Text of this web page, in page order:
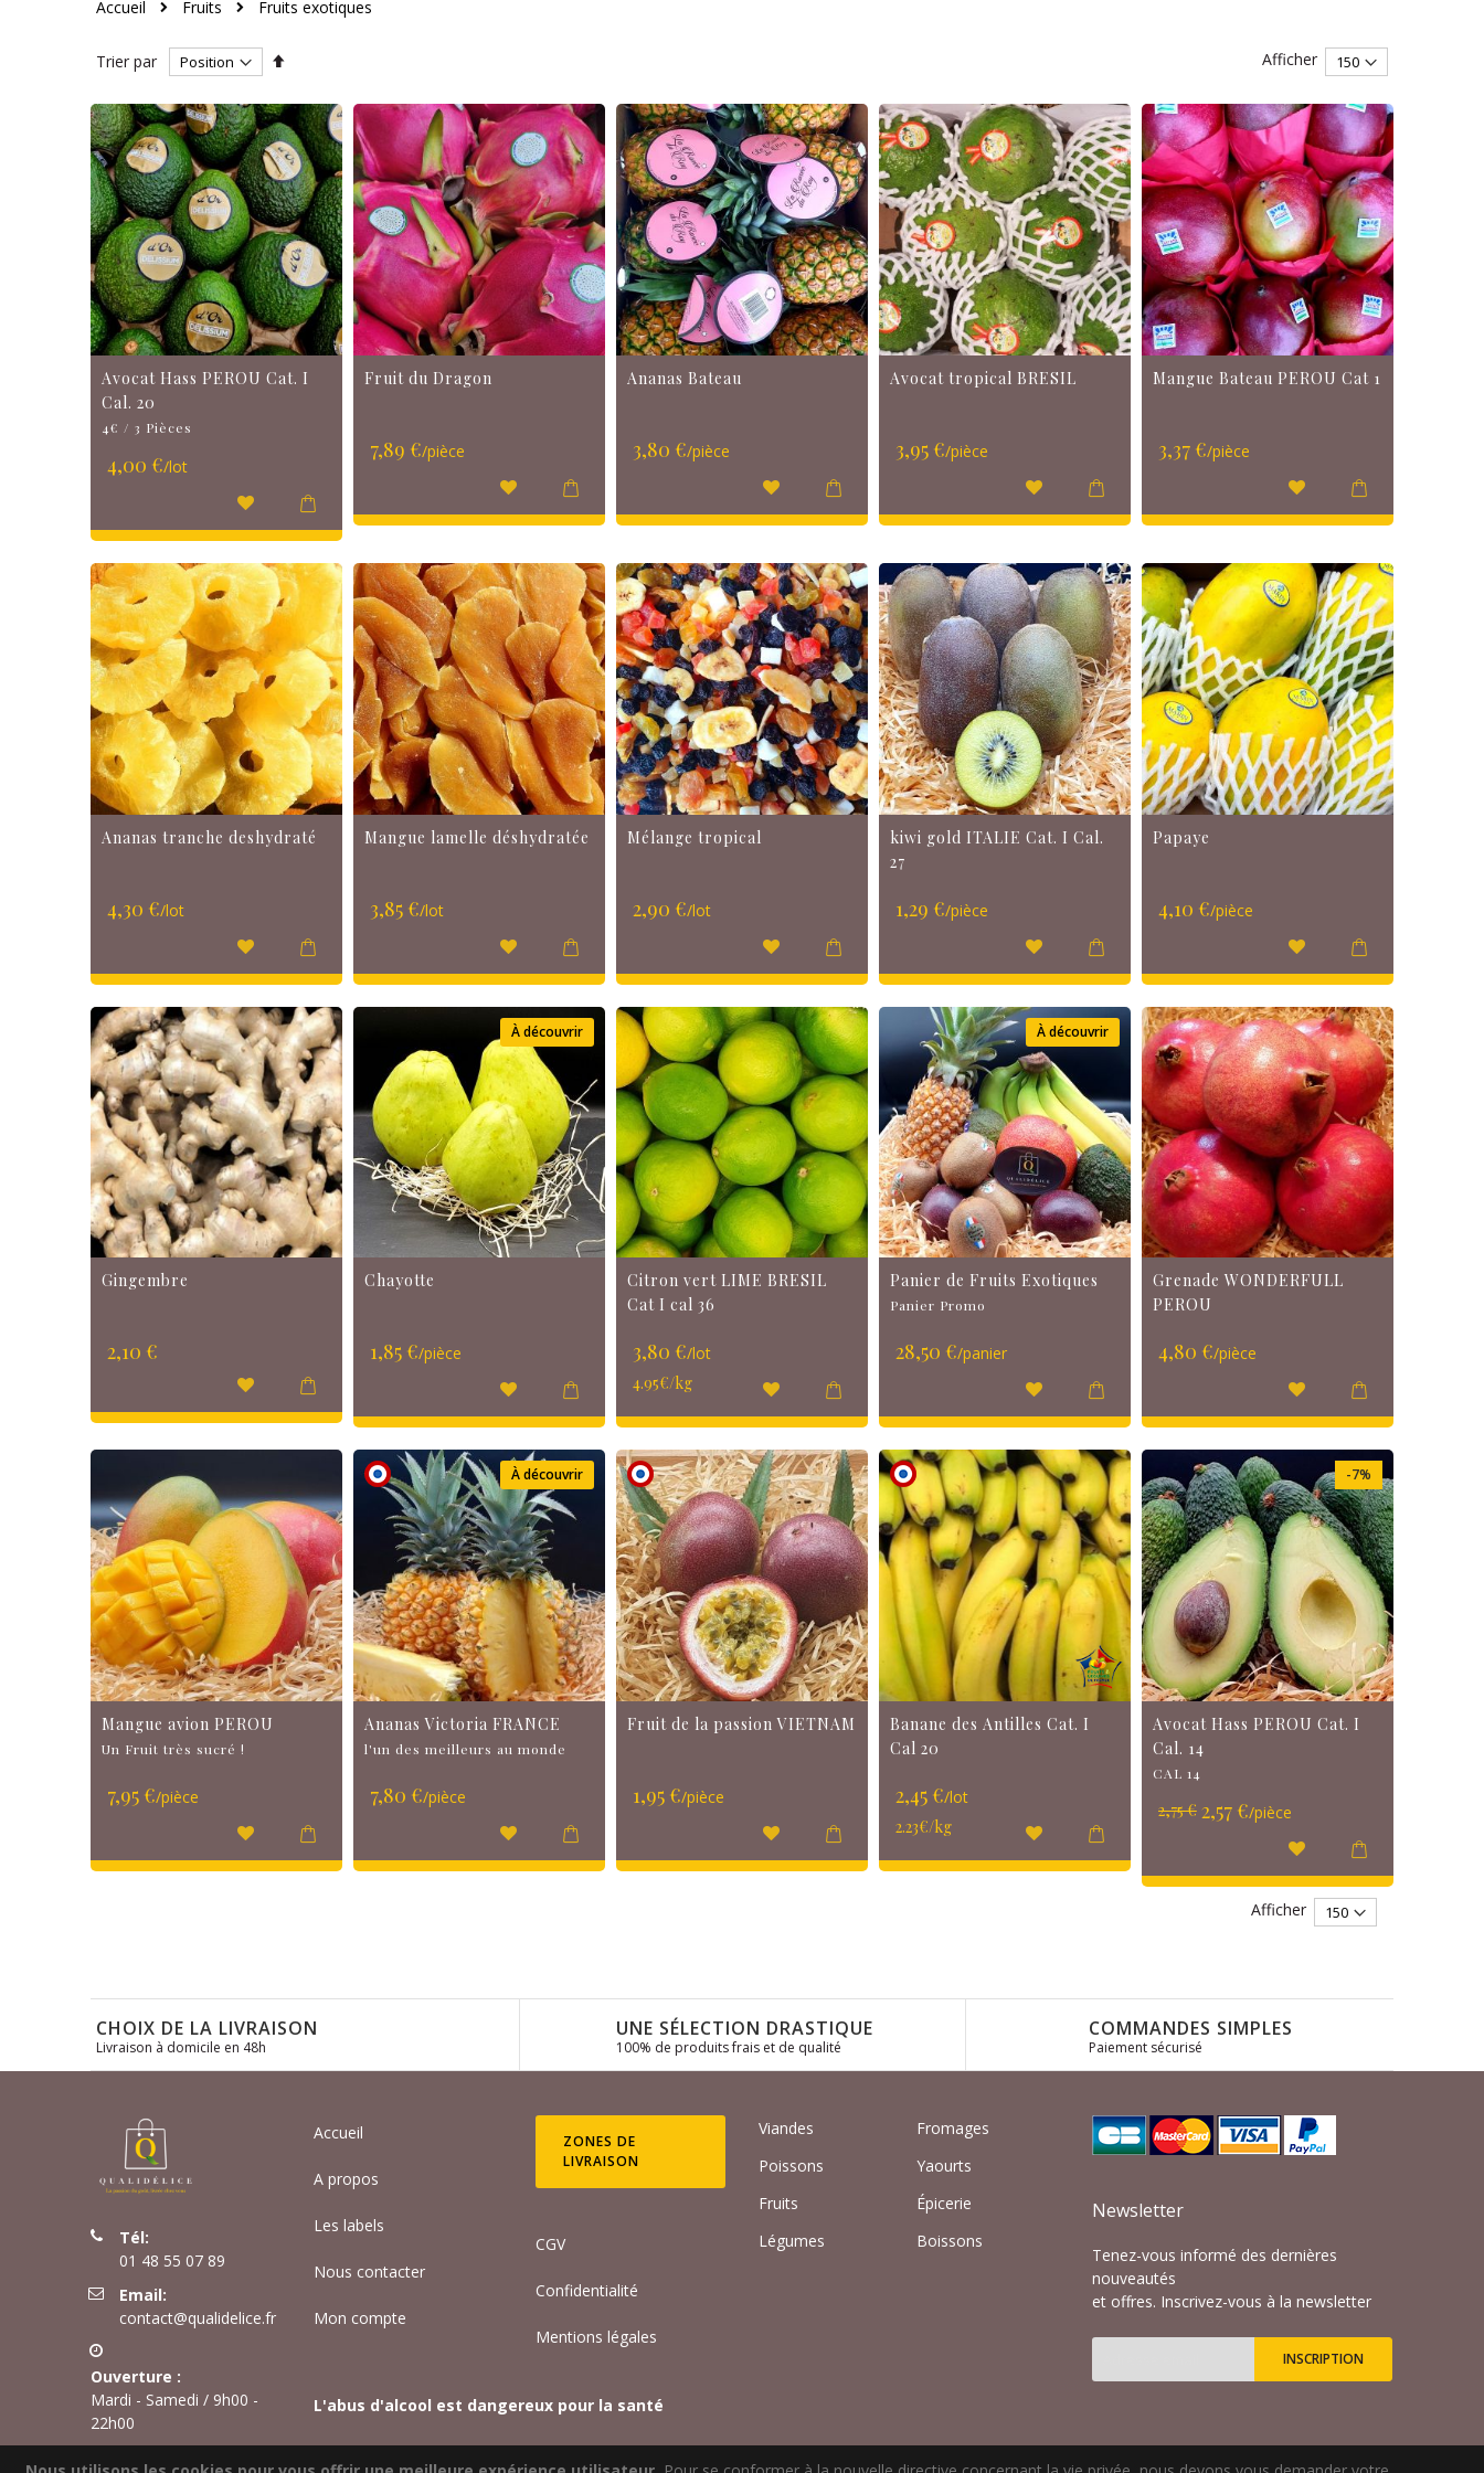
Accueil Fruits Fruits exotiques
Trier par
Par
décroissant
Afficher
Avocat Hass PEROU Cat. I
Cal. 20
4€ / 3 Pièces
4,00 €/lot
Fruit du Dragon
7,89 €/pièce
Ananas Bateau
3,80 €/pièce
Avocat tropical BRESIL
3,95 €/pièce
Mangue Bateau PEROU Cat 1
3,37 €/pièce
Ananas tranche deshydraté
4,30 €/lot
Mangue lamelle déshydratée
3,85 €/lot
Mélange tropical
2,90 €/lot
kiwi gold ITALIE Cat. I Cal.
27
1,29 €/pièce
Papaye
4,10 €/pièce
Gingembre
2,10 €
À découvrir
Chayotte
1,85 €/pièce
Citron vert LIME BRESIL
Cat I cal 36
3,80 €/lot
4.95€/kg
À découvrir
Panier de Fruits Exotiques
Panier Promo
28,50 €/panier
Grenade WONDERFULL
PEROU
4,80 €/pièce
Mangue avion PEROU
Un Fruit très sucré !
7,95 €/pièce
À découvrir
Ananas Victoria FRANCE
l'un des meilleurs au monde
7,80 €/pièce
Fruit de la passion VIETNAM
1,95 €/pièce
Banane des Antilles Cat. I
Cal 20
2,45 €/lot
2.23€/kg
-7%
Avocat Hass PEROU Cat. I
Cal. 14
CAL 14
2,75 € Prix
Spécial
2,57 €/pièce
Afficher
CHOIX DE LA LIVRAISON
Livraison à domicile en 48h
UNE SÉLECTION DRASTIQUE
100% de produits frais et de qualité
COMMANDES SIMPLES
Paiement sécurisé
Tél:
01 48 55 07 89
Email:
contact@qualidelice.fr
Ouverture :
Mardi - Samedi / 9h00 -
22h00
Accueil
A propos
Les labels
Nous contacter
Mon compte
ZONES DE
LIVRAISON
CGV
Confidentialité
Mentions légales
L'abus d'alcool est dangereux pour la santé
Viandes
Poissons
Fruits
Légumes
Fromages
Yaourts
Épicerie
Boissons
Newsletter
Tenez-vous informé des dernières
nouveautés
et offres. Inscrivez-vous à la newsletter
notre
lettre
INSCRIPTION